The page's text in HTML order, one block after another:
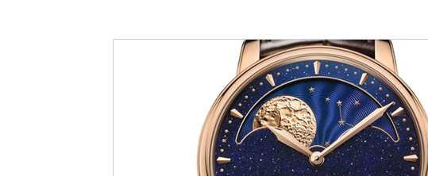
WATCH PEOPLE HOT TAG
戲語名錶 101 Famous Watch in Movies SIHH2019 BASELWORLD 2019